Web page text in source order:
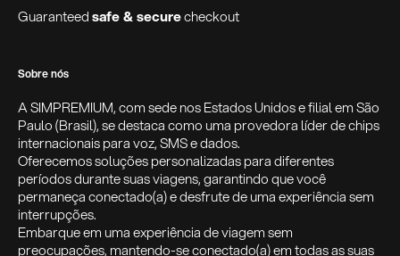
Guaranteedsafe & securecheckout
Sobre nós
A SIMPREMIUM, com sede nos Estados Unidos e filial em São
Paulo (Brasil), se destaca como uma provedora líder de chips
internacionais para voz, SMS e dados.
Oferecemos soluções personalizadas para diferentes
períodos durante suas viagens, garantindo que você
permaneça conectado(a) e desfrute de uma experiência sem
interrupções.
Embarque em uma experiência de viagem sem
preocupações, mantendo-se conectado(a) em todas as suas